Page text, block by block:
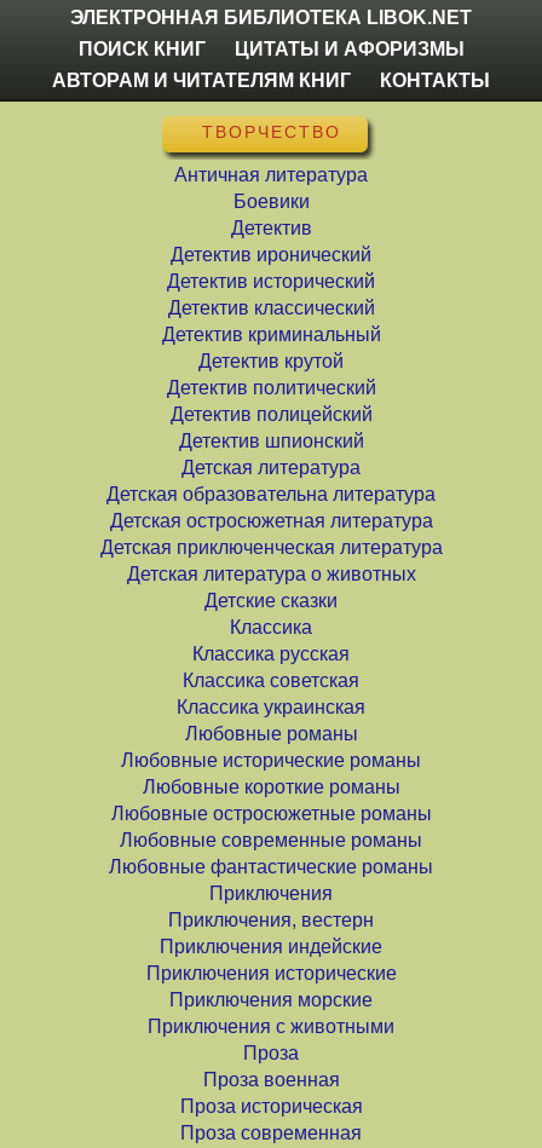
ЭЛЕКТРОННАЯ БИБЛИОТЕКА LIBOK.NET
ПОИСК КНИГ
ЦИТАТЫ И АФОРИЗМЫ
АВТОРАМ И ЧИТАТЕЛЯМ КНИГ
КОНТАКТЫ
ТВОРЧЕСТВО
Античная литература
Боевики
Детектив
Детектив иронический
Детектив исторический
Детектив классический
Детектив криминальный
Детектив крутой
Детектив политический
Детектив полицейский
Детектив шпионский
Детская литература
Детская образовательна литература
Детская остросюжетная литература
Детская приключенческая литература
Детская литература о животных
Детские сказки
Классика
Классика русская
Классика советская
Классика украинская
Любовные романы
Любовные исторические романы
Любовные короткие романы
Любовные остросюжетные романы
Любовные современные романы
Любовные фантастические романы
Приключения
Приключения, вестерн
Приключения индейские
Приключения исторические
Приключения морские
Приключения с животными
Проза
Проза военная
Проза историческая
Проза современная